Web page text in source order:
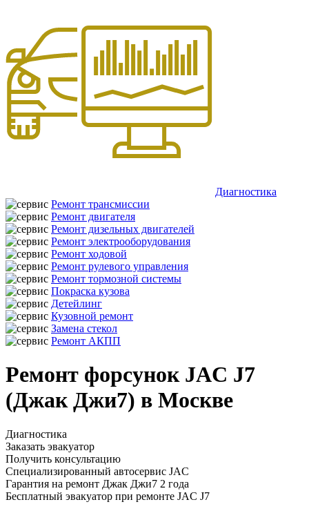
Диагностика
Ремонт трансмиссии
Ремонт двигателя
Ремонт дизельных двигателей
Ремонт электрооборудования
Ремонт ходовой
Ремонт рулевого управления
Ремонт тормозной системы
Покраска кузова
Детейлинг
Кузовной ремонт
Замена стекол
Ремонт АКПП
Ремонт форсунок JAC J7
(Джак Джи7) в Москве
Диагностика
Заказать эвакуатор
Получить консультацию
Специализированный автосервис JAC
Гарантия на ремонт Джак Джи7 2 года
Бесплатный эвакуатор при ремонте JAC J7